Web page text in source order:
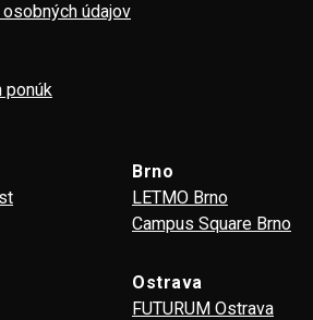
údajov
ponúk
Brno
LETMO Brno
Campus Square Brno
Ostrava
FUTURUM Ostrava